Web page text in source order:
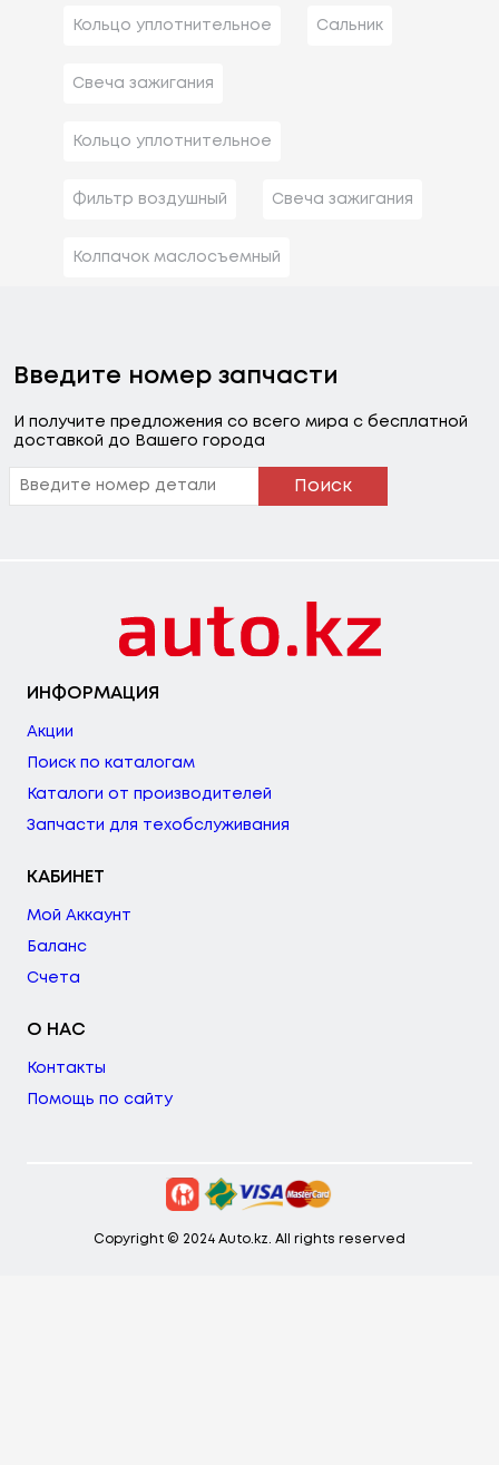
Кольцо уплотнительное Сальник
Свеча зажигания
Кольцо уплотнительное
Фильтр воздушный Свеча зажигания
Колпачок маслосъемный
Введите номер запчасти
И получите предложения со всего мира с бесплатной
доставкой до Вашего города
Поиск
ИНФОРМАЦИЯ
Акции
Поиск по каталогам
Каталоги от производителей
Запчасти для техобслуживания
КАБИНЕТ
Мой Аккаунт
Баланс
Счета
О НАС
Контакты
Помощь по сайту
Copyright © 2024 Auto.kz. All rights reserved